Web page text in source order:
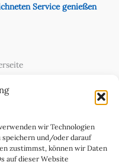
wir Technologien
speichern und/oder darauf
zustimmst, können wir Daten
auf dieser Website
Service genießen